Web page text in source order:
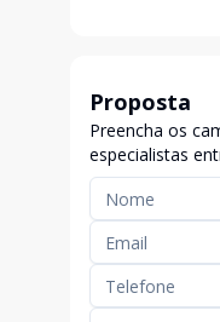
Proposta
Preencha os
especialistas